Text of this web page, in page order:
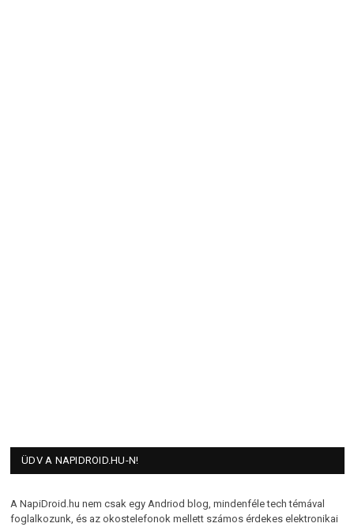
ÜDV A NAPIDROID.HU-N!
A NapiDroid.hu nem csak egy Andriod blog, mindenféle tech témával
foglalkozunk, és az okostelefonok mellett számos érdekes elektronikai